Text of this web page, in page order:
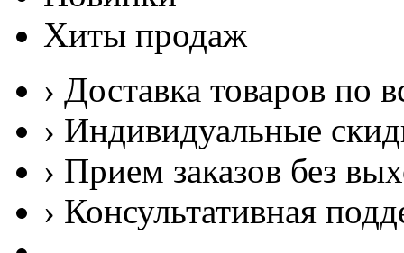
Хиты продаж
› Доставка товаров по
› Индивидуальные
› Прием заказов без
› Консультативная